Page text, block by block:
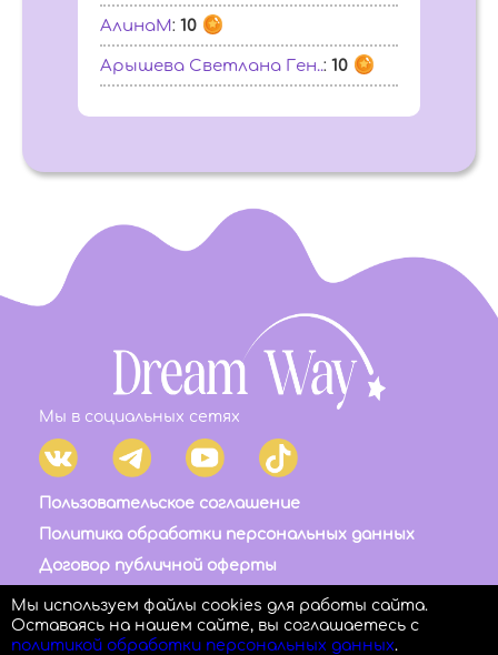
АлинаМ: 10
Арышева Светлана Ген..: 10
Мы в социальных сетях
Пользовательское соглашение
Политика обработки персональных данных
Договор публичной оферты
Правила возврата и отмены платежа
Мы используем файлы cookies для работы сайта.
Оставаясь на нашем сайте, вы соглашаетесь с
политикой обработки персональных данных.